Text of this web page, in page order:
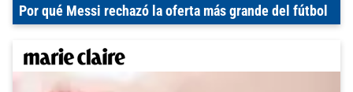
Por qué Messi rechazó la oferta más grande del fútbol